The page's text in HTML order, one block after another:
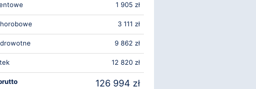
1 905 zł
3 111 zł
9 862 zł
12 820 zł
126 994 zł